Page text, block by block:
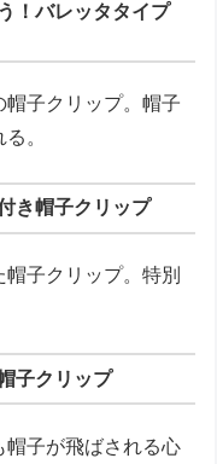
！バレッタタイプ
子クリップ。帽子
。
き帽子クリップ
子クリップ。特別
子クリップ
帽子が飛ばされる心